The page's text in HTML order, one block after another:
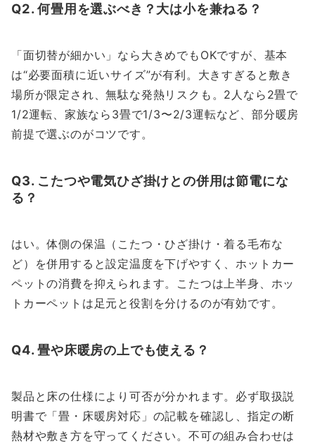
Q2. 何畳用を選ぶべき？大は小を兼ねる？
「面切替が細かい」なら大きめでもOKですが、基本
は“必要面積に近いサイズ”が有利。大きすぎると敷き
場所が限定され、無駄な発熱リスクも。2人なら2畳で
1/2運転、家族なら3畳で1/3〜2/3運転など、部分暖房
前提で選ぶのがコツです。
Q3. こたつや電気ひざ掛けとの併用は節電にな
る？
はい。体側の保温（こたつ・ひざ掛け・着る毛布な
ど）を併用すると設定温度を下げやすく、ホットカー
ペットの消費を抑えられます。こたつは上半身、ホッ
トカーペットは足元と役割を分けるのが有効です。
Q4. 畳や床暖房の上でも使える？
製品と床の仕様により可否が分かれます。必ず取扱説
明書で「畳・床暖房対応」の記載を確認し、指定の断
熱材や敷き方を守ってください。不可の組み合わせは